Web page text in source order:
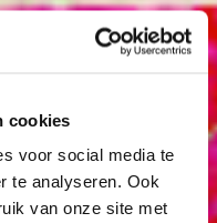
cookies
voor social media te
te analyseren. Ook
van onze site met